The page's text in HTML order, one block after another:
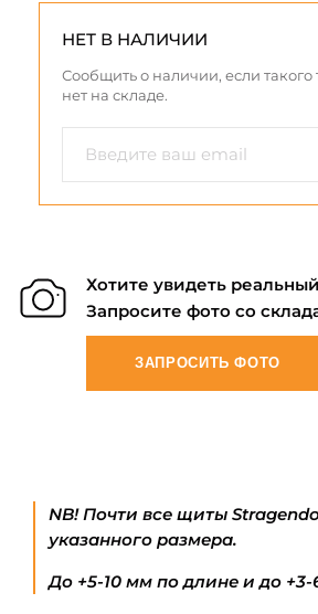
НЕТ В НАЛИЧИИ
Сообщить о наличии, если такого
нет на складе.
Хотите увидеть
Запросите фото со
ЗАПРОСИТЬ ФОТО
NB! Почти все щиты
указанного размера.
До +5-10 мм по длине и до